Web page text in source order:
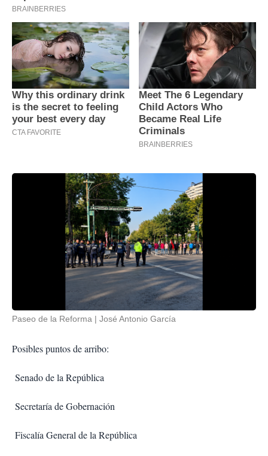
Paseo de la Reforma José Antonio García
Posibles puntos de arribo:
Senado de la República
Secretaría de Gobernación
Fiscalía General de la República